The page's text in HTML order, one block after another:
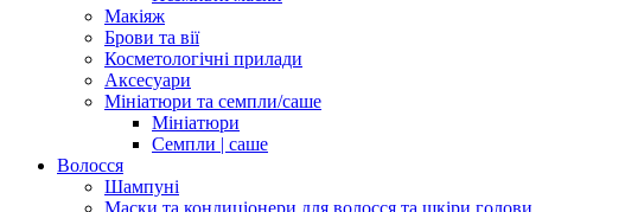
Макіяж
Брови та вії
Косметологічні прилади
Аксесуари
Мініатюри та семпли/саше
Мініатюри
Семпли | саше
Волосся
Шампуні
Маски та кондиціонери для волосся та шкіри голови